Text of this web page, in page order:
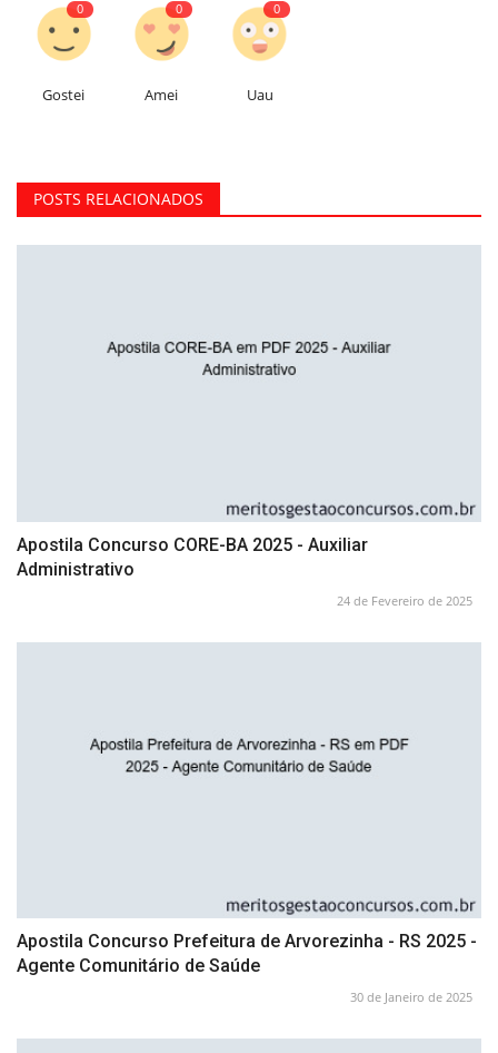
0
Gostei
0
Amei
0
Uau
POSTS RELACIONADOS
Apostila Concurso CORE-BA 2025 - Auxiliar
Administrativo
24 de Fevereiro de 2025
Apostila Concurso Prefeitura de Arvorezinha - RS 2025 -
Agente Comunitário de Saúde
30 de Janeiro de 2025